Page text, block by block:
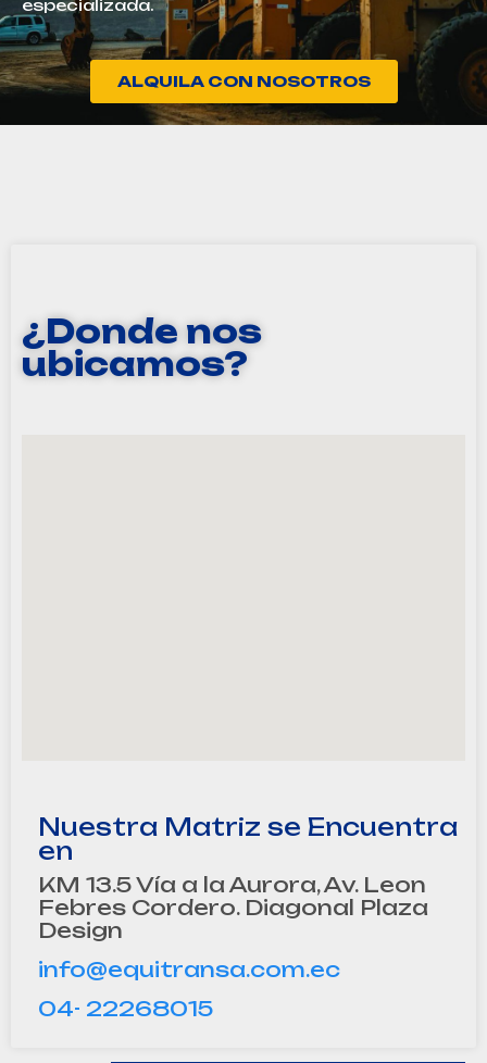
especializada.
ALQUILA CON NOSOTROS
¿Donde nos
ubicamos?
Nuestra Matriz se Encuentra
en
KM 13.5 Vía a la Aurora, Av. Leon
Febres Cordero. Diagonal Plaza
Design
info@equitransa.com.ec
04- 22268015